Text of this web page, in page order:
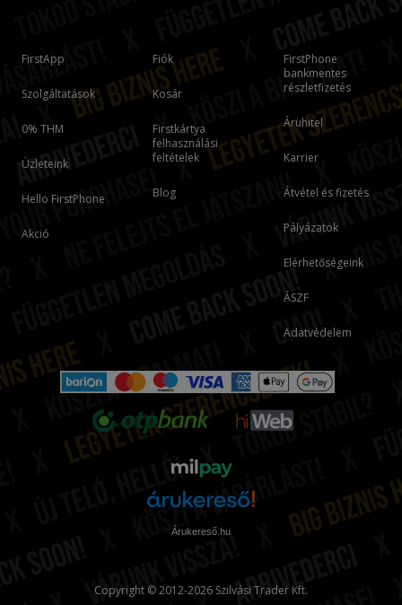
FirstApp
Szolgáltatások
0% THM
Üzleteink
Hello FirstPhone
Akció
Fiók
Kosár
Firstkártya
felhasználási
feltételek
Blog
FirstPhone
bankmentes
részletfizetés
Áruhitel
Karrier
Átvétel és fizetés
Pályázatok
Elérhetőségeink
ÁSZF
Adatvédelem
Árukereső.hu
Copyright © 2012-2026 Szilvási Trader Kft.